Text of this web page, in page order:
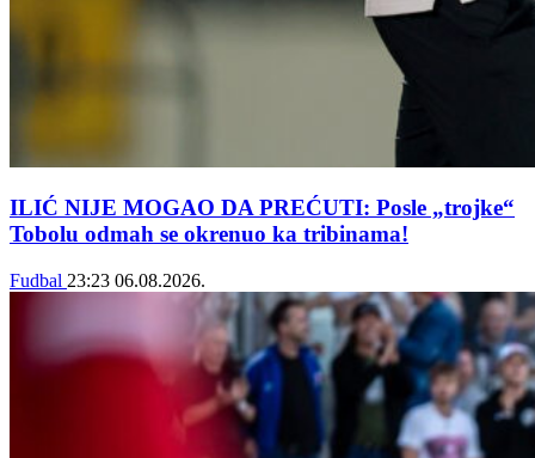
ILIĆ NIJE MOGAO DA PREĆUTI: Posle „trojke“
Tobolu odmah se okrenuo ka tribinama!
Fudbal 23:23 06.08.2026.